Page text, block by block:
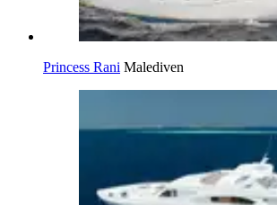
Princess Rani Malediven